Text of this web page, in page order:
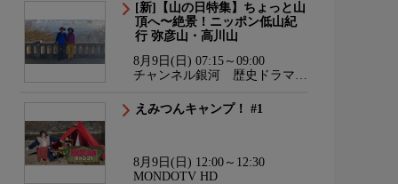
[新]【山の日特集】ちょっと山
頂へ〜絶景！ニッポン低山紀
行 弥彦山・高川山
8月9日(日) 07:15～09:00
チャンネル銀河 歴史ドラマ・
えみつんキャンプ！ #1
8月9日(日) 12:00～12:30
MONDOTV HD